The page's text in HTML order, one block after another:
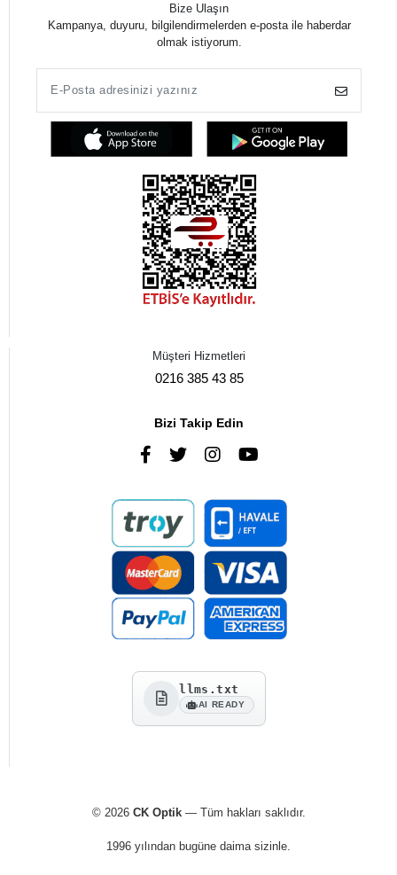
Bize Ulaşın
Kampanya, duyuru, bilgilendirmelerden e-posta ile haberdar
olmak istiyorum.
Müşteri Hizmetleri
0216 385 43 85
Bizi Takip Edin
llms.txt
AI READY
© 2026 CK Optik— Tüm hakları saklıdır.
1996 yılından bugüne daima sizinle.